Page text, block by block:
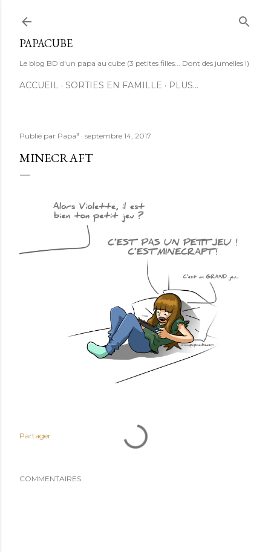
PAPACUBE
Le blog BD d'un papa au cube (3 petites filles... Dont des jumelles !)
ACCUEIL SORTIES EN FAMILLE PLUS…
Publié par Papa³ septembre 14, 2017
MINECRAFT
Partager
COMMENTAIRES